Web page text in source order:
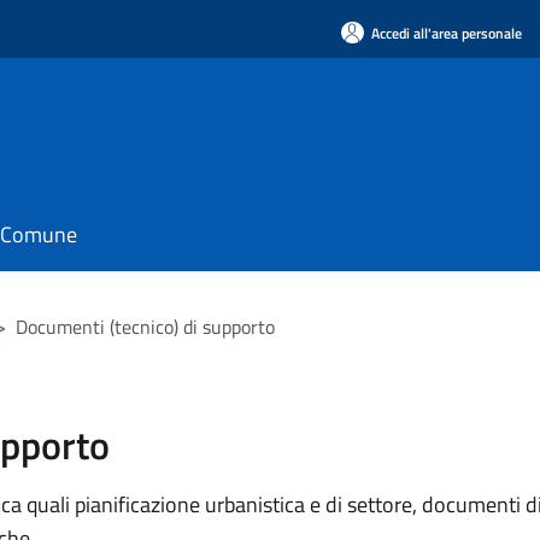
Accedi all'area personale
Documenti (tecnico) di supporto
quali pianificazione urbanistica e di settore, documenti